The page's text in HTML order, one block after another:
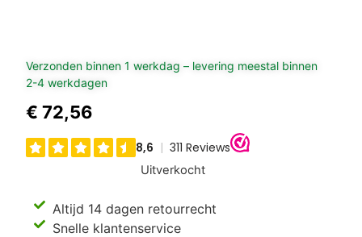
Verzonden binnen 1 werkdag – levering meestal binnen
2-4 werkdagen
€ 72,56
Uitverkocht
Altijd 14 dagen retourrecht
Snelle klantenservice